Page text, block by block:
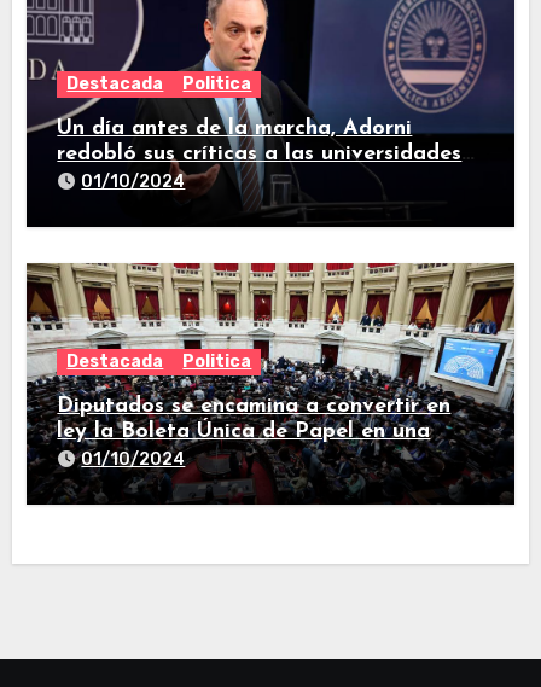
Destacada Politica
Un día antes de la marcha, Adorni
redobló sus críticas a las universidades
nacionales
01/10/2024
Destacada Politica
Diputados se encamina a convertir en
ley la Boleta Única de Papel en una
larga sesión
01/10/2024